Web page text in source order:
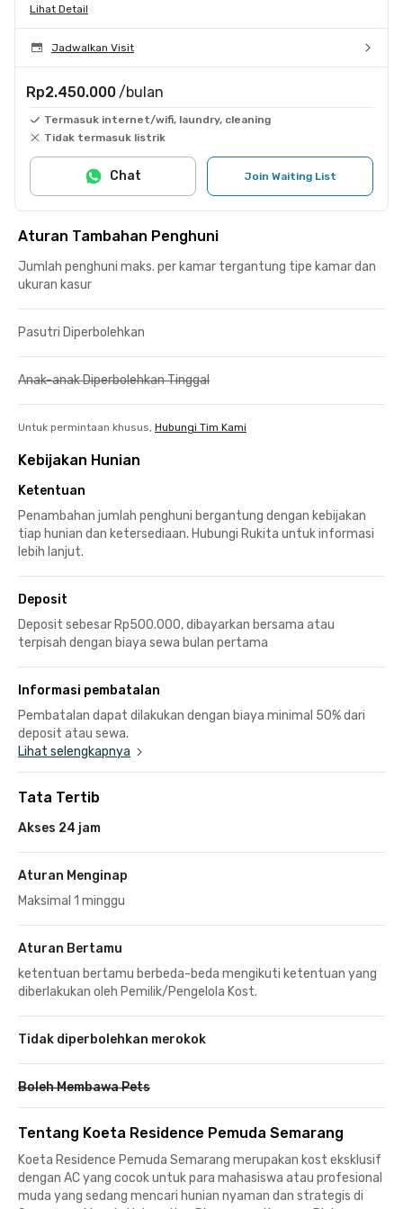
Lihat Detail
Jadwalkan Visit
Rp2.450.000 /bulan
Termasuk internet/wifi, laundry, cleaning
Tidak termasuk listrik
Join Waiting List
Chat
Aturan Tambahan Penghuni
Jumlah penghuni maks. per kamar tergantung tipe kamar dan
ukuran kasur
Pasutri Diperbolehkan
Anak-anak Diperbolehkan Tinggal
Untuk permintaan khusus, Hubungi Tim Kami
Kebijakan Hunian
Ketentuan
Penambahan jumlah penghuni bergantung dengan kebijakan
tiap hunian dan ketersediaan. Hubungi Rukita untuk informasi
lebih lanjut.
Deposit
Deposit sebesar Rp500.000, dibayarkan bersama atau
terpisah dengan biaya sewa bulan pertama
Informasi pembatalan
Pembatalan dapat dilakukan dengan biaya minimal 50% dari
deposit atau sewa.
Lihat selengkapnya
Tata Tertib
Akses 24 jam
Aturan Menginap
Maksimal 1 minggu
Aturan Bertamu
ketentuan bertamu berbeda-beda mengikuti ketentuan yang
diberlakukan oleh Pemilik/Pengelola Kost.
Tidak diperbolehkan merokok
Boleh Membawa Pets
Tentang Koeta Residence Pemuda Semarang
Koeta Residence Pemuda Semarang merupakan kost eksklusif
dengan AC yang cocok untuk para mahasiswa atau profesional
muda yang sedang mencari hunian nyaman dan strategis di